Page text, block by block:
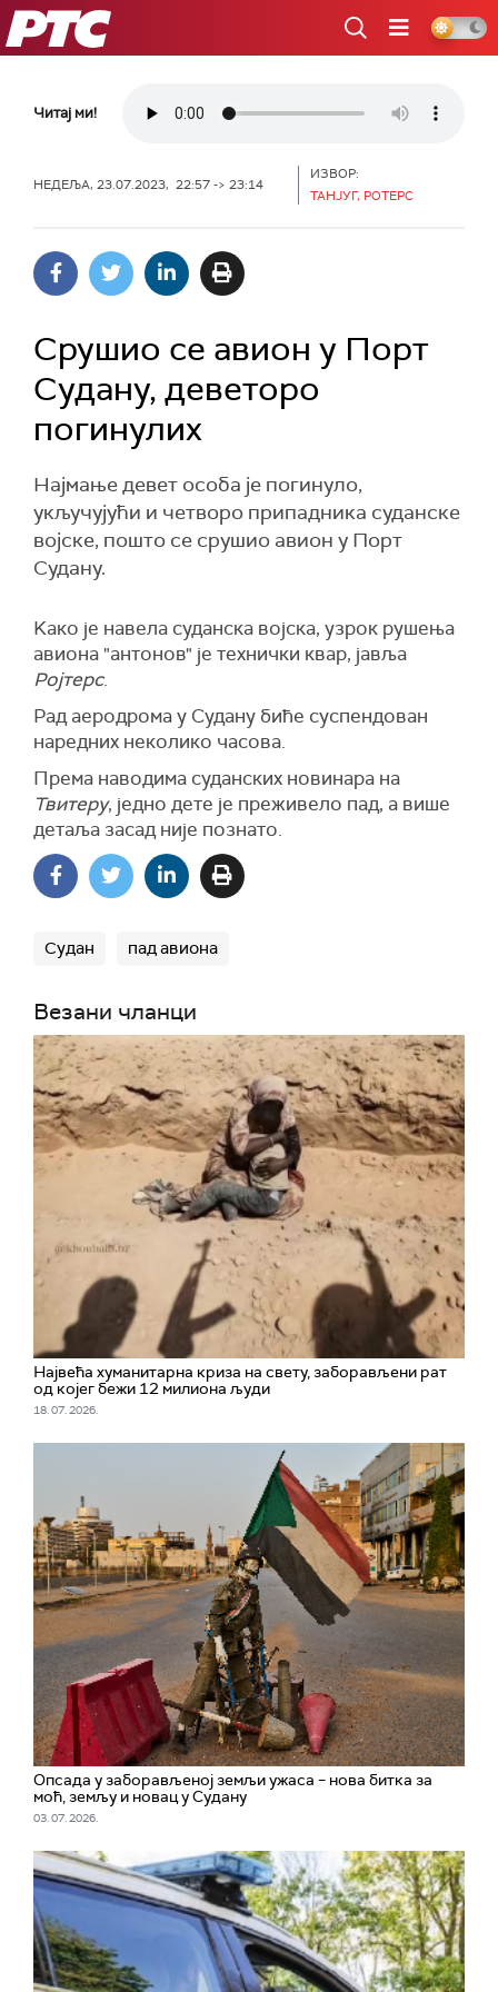
РТС
Читај ми!
НЕДЕЉА, 23.07.2023, 22:57 -> 23:14
ИЗВОР:
ТАНЈУГ, РОТЕРС
Срушио се авион у Порт
Судану, деветоро
погинулих
Најмање девет особа је погинуло,
укључујући и четворо припадника суданске
војске, пошто се срушио авион у Порт
Судану.
Kако је навела суданска војска, узрок рушења
авиона "антонов" је технички квар, јавља
Ројтерс.
Рад аеродрома у Судану биће суспендован
наредних неколико часова.
Према наводима суданских новинара на
Твитеру, једно дете је преживело пад, а више
детаља засад није познато.
Судан пад авиона
Везани чланци
Највећа хуманитарна криза на свету, заборављени рат
од којег бежи 12 милиона људи
18. 07. 2026.
Опсада у заборављеној земљи ужаса – нова битка за
моћ, земљу и новац у Судану
03. 07. 2026.